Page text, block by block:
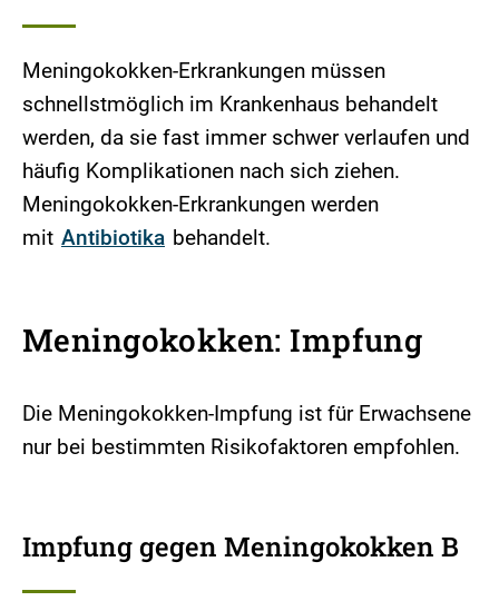
Meningokokken-Erkrankungen müssen
schnellstmöglich im Krankenhaus behandelt
werden, da sie fast immer schwer verlaufen und
häufig Komplikationen nach sich ziehen.
Meningokokken-Erkrankungen werden
mit Antibiotika behandelt.
Meningokokken: Impfung
Die Meningokokken-Impfung ist für Erwachsene
nur bei bestimmten Risikofaktoren empfohlen.
Impfung gegen Meningokokken B